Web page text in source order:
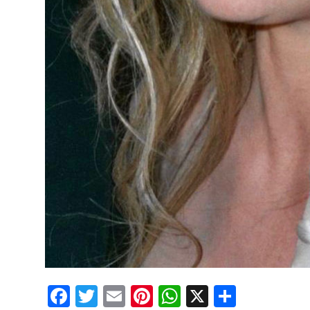
Facebook
Twitter
EmailPinterest
WhatsApp
X